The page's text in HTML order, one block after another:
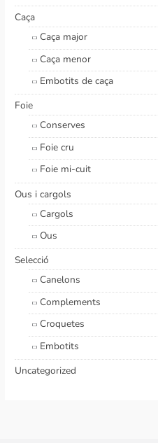
Caça
Caça major
Caça menor
Embotits de caça
Foie
Conserves
Foie cru
Foie mi-cuit
Ous i cargols
Cargols
Ous
Selecció
Canelons
Complements
Croquetes
Embotits
Uncategorized